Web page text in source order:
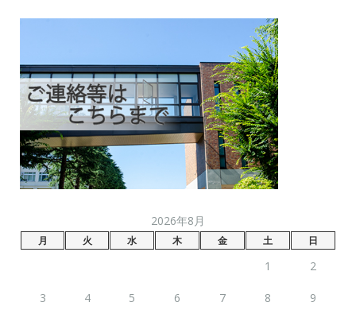
2026年8月
月 火 水 木 金 土 日
1 2
3 4 5 6 7 8 9